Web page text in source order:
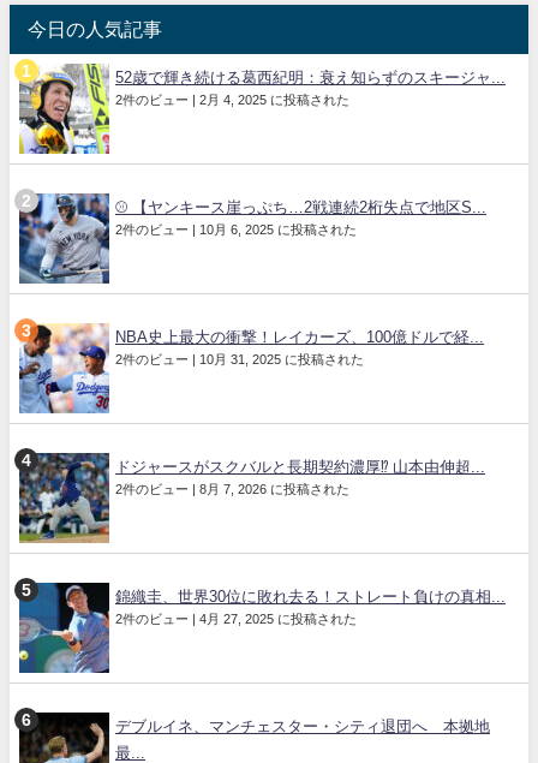
今日の人気記事
52歳で輝き続ける葛西紀明：衰え知らずのスキージャ...
2件のビュー 2月 4, 2025 に投稿された
⚾ 【ヤンキース崖っぷち…2戦連続2桁失点で地区S...
2件のビュー 10月 6, 2025 に投稿された
NBA史上最大の衝撃！レイカーズ、100億ドルで経...
2件のビュー 10月 31, 2025 に投稿された
ドジャースがスクバルと長期契約濃厚⁉︎ 山本由伸超...
2件のビュー 8月 7, 2026 に投稿された
錦織圭、世界30位に敗れ去る！ストレート負けの真相...
2件のビュー 4月 27, 2025 に投稿された
デブルイネ、マンチェスター・シティ退団へ 本拠地
最...